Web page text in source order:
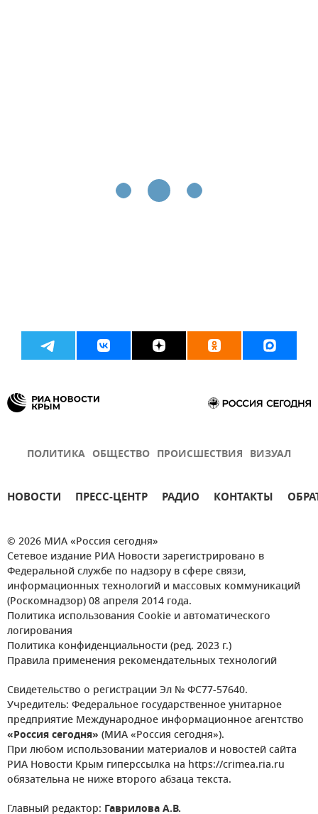
ПОЛИТИКА ОБЩЕСТВО ПРОИСШЕСТВИЯ ВИЗУАЛ
НОВОСТИ ПРЕСС-ЦЕНТР РАДИО КОНТАКТЫ
© 2026 МИА «Россия сегодня»
Сетевое издание РИА Новости зарегистрировано в
Федеральной службе по надзору в сфере связи,
информационных технологий и массовых коммуникаций
(Роскомнадзор) 08 апреля 2014 года.
Политика использования Cookie и автоматического
логирования
Политика конфиденциальности (ред. 2023 г.)
Правила применения рекомендательных технологий
Свидетельство о регистрации Эл № ФС77-57640.
Учредитель: Федеральное государственное унитарное
предприятие Международное информационное агентство
«Россия сегодня» (МИА «Россия сегодня»).
При любом использовании материалов и новостей сайта
РИА Новости Крым гиперссылка на https://crimea.ria.ru
обязательна не ниже второго абзаца текста.
Главный редактор: Гаврилова А.В.